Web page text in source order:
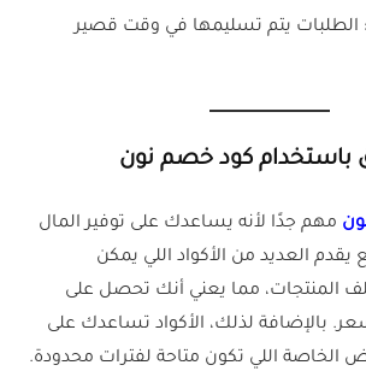
الطلبات يتم تسليمها في وقت قصير
باستخدام كود خصم نون
مهم جدًا لأنه يساعدك على توفير المال
يقدم العديد من الأكواد اللي يمكن
المنتجات، مما يعني أنك تحصل على
بالإضافة لذلك، الأكواد تساعدك على
الخاصة اللي تكون متاحة لفترات محدودة.